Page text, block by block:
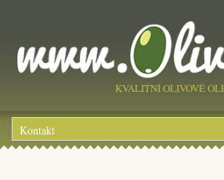
KVALITNÍ OLIVOVÉ